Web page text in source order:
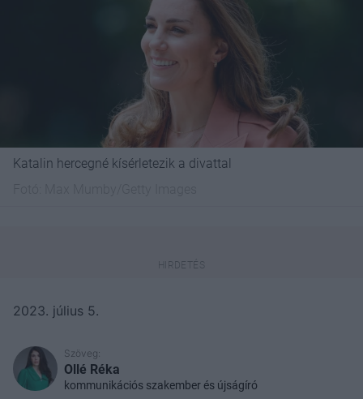
Katalin hercegné kísérletezik a divattal
2023. július 5.
Szöveg:
Ollé Réka
kommunikációs szakember és újságíró